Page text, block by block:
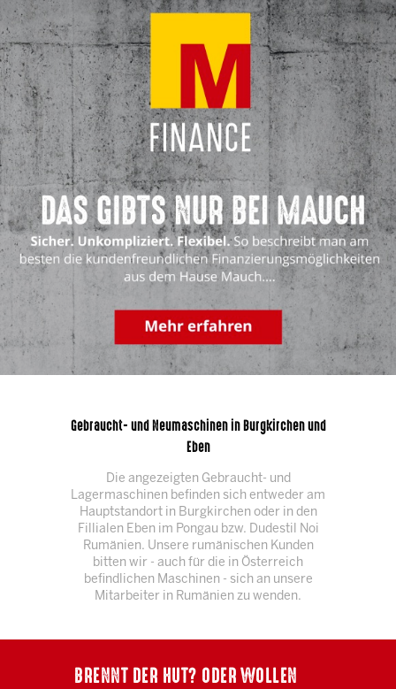
Gebraucht- und Neumaschinen in Burgkirchen und
Eben
Die angezeigten Gebraucht- und
Lagermaschinen befinden sich entweder am
Hauptstandort in Burgkirchen oder in den
Fillialen Eben im Pongau bzw. Dudestil Noi
Rumänien. Unsere rumänischen Kunden
bitten wir - auch für die in Österreich
befindlichen Maschinen - sich an unsere
Mitarbeiter in Rumänien zu wenden.
BRENNT DER HUT? ODER WOLLEN